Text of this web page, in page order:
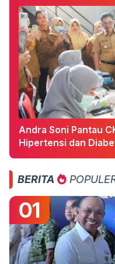
Andra Soni Pantau
Hipertensi dan
BERITA
01